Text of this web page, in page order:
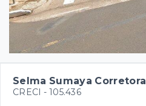
Selma Sumaya Corretora
CRECI - 105.436